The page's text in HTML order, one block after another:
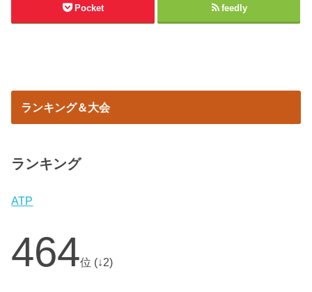
Pocket feedly
ランキング＆大会
ランキング
ATP
464位 (↓2)